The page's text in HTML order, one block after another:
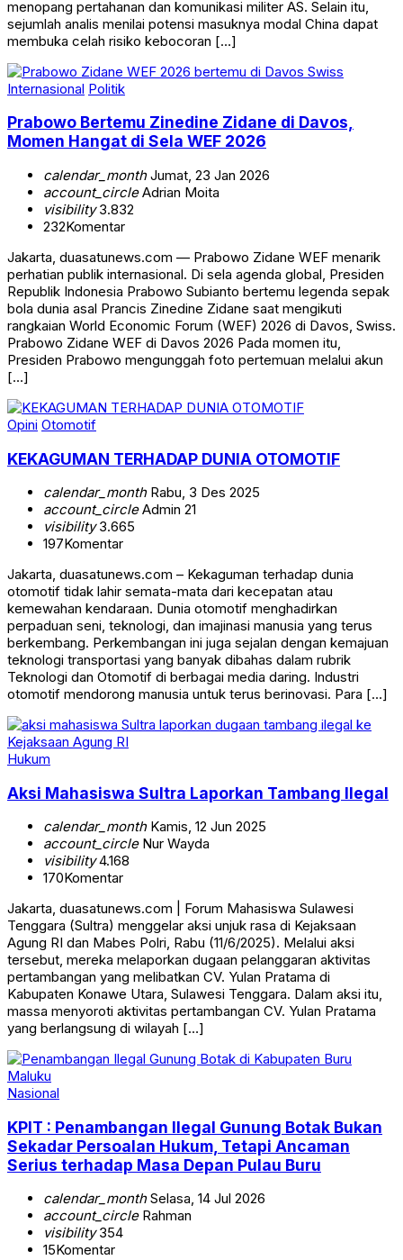
menopang pertahanan dan komunikasi militer AS. Selain itu,
sejumlah analis menilai potensi masuknya modal China dapat
membuka celah risiko kebocoran […]
Internasional Politik
Prabowo Bertemu Zinedine Zidane di Davos,
Momen Hangat di Sela WEF 2026
calendar_monthJumat, 23 Jan 2026
account_circleAdrian Moita
visibility3.832
232Komentar
Jakarta, duasatunews.com — Prabowo Zidane WEF menarik
perhatian publik internasional. Di sela agenda global, Presiden
Republik Indonesia Prabowo Subianto bertemu legenda sepak
bola dunia asal Prancis Zinedine Zidane saat mengikuti
rangkaian World Economic Forum (WEF) 2026 di Davos, Swiss.
Prabowo Zidane WEF di Davos 2026 Pada momen itu,
Presiden Prabowo mengunggah foto pertemuan melalui akun
[…]
Opini Otomotif
KEKAGUMAN TERHADAP DUNIA OTOMOTIF
calendar_monthRabu, 3 Des 2025
account_circleAdmin 21
visibility3.665
197Komentar
Jakarta, duasatunews.com – Kekaguman terhadap dunia
otomotif tidak lahir semata-mata dari kecepatan atau
kemewahan kendaraan. Dunia otomotif menghadirkan
perpaduan seni, teknologi, dan imajinasi manusia yang terus
berkembang. Perkembangan ini juga sejalan dengan kemajuan
teknologi transportasi yang banyak dibahas dalam rubrik
Teknologi dan Otomotif di berbagai media daring. Industri
otomotif mendorong manusia untuk terus berinovasi. Para […]
Hukum
Aksi Mahasiswa Sultra Laporkan Tambang Ilegal
calendar_monthKamis, 12 Jun 2025
account_circleNur Wayda
visibility4.168
170Komentar
Jakarta, duasatunews.com | Forum Mahasiswa Sulawesi
Tenggara (Sultra) menggelar aksi unjuk rasa di Kejaksaan
Agung RI dan Mabes Polri, Rabu (11/6/2025). Melalui aksi
tersebut, mereka melaporkan dugaan pelanggaran aktivitas
pertambangan yang melibatkan CV. Yulan Pratama di
Kabupaten Konawe Utara, Sulawesi Tenggara. Dalam aksi itu,
massa menyoroti aktivitas pertambangan CV. Yulan Pratama
yang berlangsung di wilayah […]
Nasional
KPIT : Penambangan Ilegal Gunung Botak Bukan
Sekadar Persoalan Hukum, Tetapi Ancaman
Serius terhadap Masa Depan Pulau Buru
calendar_monthSelasa, 14 Jul 2026
account_circleRahman
visibility354
15Komentar